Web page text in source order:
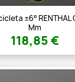
±6° RENTHAL
Mm
118,85 €